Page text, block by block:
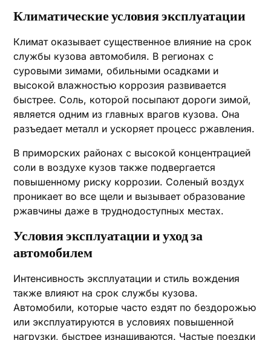
Климатические условия эксплуатации
Климат оказывает существенное влияние на срок
службы кузова автомобиля. В регионах с
суровыми зимами, обильными осадками и
высокой влажностью коррозия развивается
быстрее. Соль, которой посыпают дороги зимой,
является одним из главных врагов кузова. Она
разъедает металл и ускоряет процесс ржавления.
В приморских районах с высокой концентрацией
соли в воздухе кузов также подвергается
повышенному риску коррозии. Соленый воздух
проникает во все щели и вызывает образование
ржавчины даже в труднодоступных местах.
Условия эксплуатации и уход за
автомобилем
Интенсивность эксплуатации и стиль вождения
также влияют на срок службы кузова.
Автомобили, которые часто ездят по бездорожью
или эксплуатируются в условиях повышенной
нагрузки, быстрее изнашиваются. Частые поездки